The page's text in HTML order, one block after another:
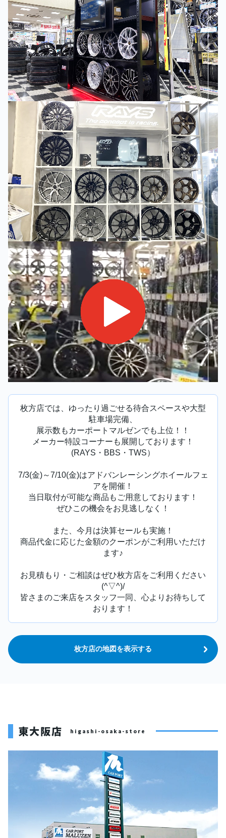
枚方店では、ゆったり過ごせる待合スペースや大型
駐車場完備、
展示数もカーポートマルゼンでも上位！！
メーカー特設コーナーも展開しております！
(RAYS・BBS・TWS）
7/3(金)～7/10(金)はアドバンレーシングホイールフェ
アを開催！
当日取付が可能な商品もご用意しております！
ぜひこの機会をお見逃しなく！
また、今月は決算セールも実施！
商品代金に応じた金額のクーポンがご利用いただけ
ます♪
お見積もり・ご相談はぜひ枚方店をご利用ください
(^▽^)/
皆さまのご来店をスタッフ一同、心よりお待ちして
おります！
枚方店の地図を表示する
東大阪店 higashi-osaka-store